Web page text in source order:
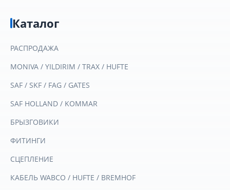
Каталог
РАСПРОДАЖА
MONIVA / YILDIRIM / TRAX / HUFTE
SAF / SKF / FAG / GATES
SAF HOLLAND / KOMMAR
БРЫЗГОВИКИ
ФИТИНГИ
СЦЕПЛЕНИЕ
КАБЕЛЬ WABCO / HUFTE / BREMHOF